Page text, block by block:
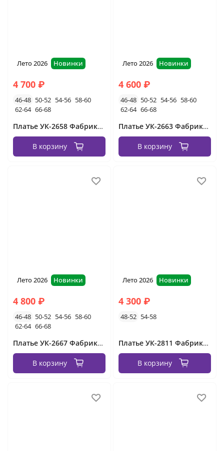
Лето 2026 Новинки
4 700 ₽
46-48 50-52 54-56 58-60
62-64 66-68
Платье УК-2658 Фабрика Моды
В корзину
Лето 2026 Новинки
4 600 ₽
46-48 50-52 54-56 58-60
62-64 66-68
Платье УК-2663 Фабрика Моды
В корзину
Лето 2026 Новинки
4 800 ₽
46-48 50-52 54-56 58-60
62-64 66-68
Платье УК-2667 Фабрика Моды
В корзину
Лето 2026 Новинки
4 300 ₽
48-52 54-58
Платье УК-2811 Фабрика Моды
В корзину